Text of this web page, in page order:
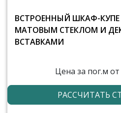
ВСТРОЕННЫЙ ШКАФ-
МАТОВЫМ СТЕКЛОМ И
ВСТАВКАМИ
Цена за пог.м от
РАССЧИТАТЬ